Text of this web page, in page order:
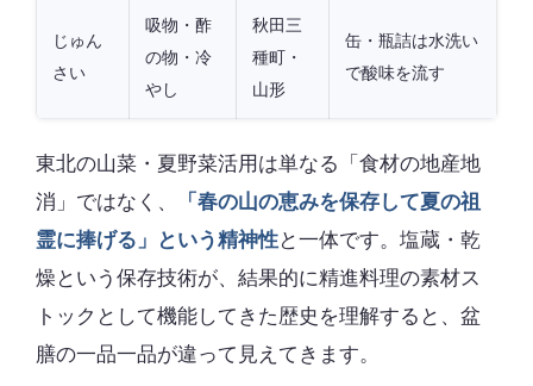
じゅん
さい
吸物・酢
の物・冷
やし
秋田三
種町・
山形
缶・瓶詰は水洗い
で酸味を流す
東北の山菜・夏野菜活用は単なる「食材の地産地
消」ではなく、
「春の山の恵みを保存して夏の祖
霊に捧げる」という精神性と一体です。塩蔵・乾
燥という保存技術が、結果的に精進料理の素材ス
トックとして機能してきた歴史を理解すると、盆
膳の一品一品が違って見えてきます。